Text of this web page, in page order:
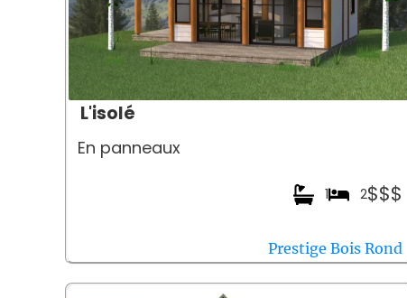
L'isolé
En panneaux
$$$
2
1
Prestige Bois Rond